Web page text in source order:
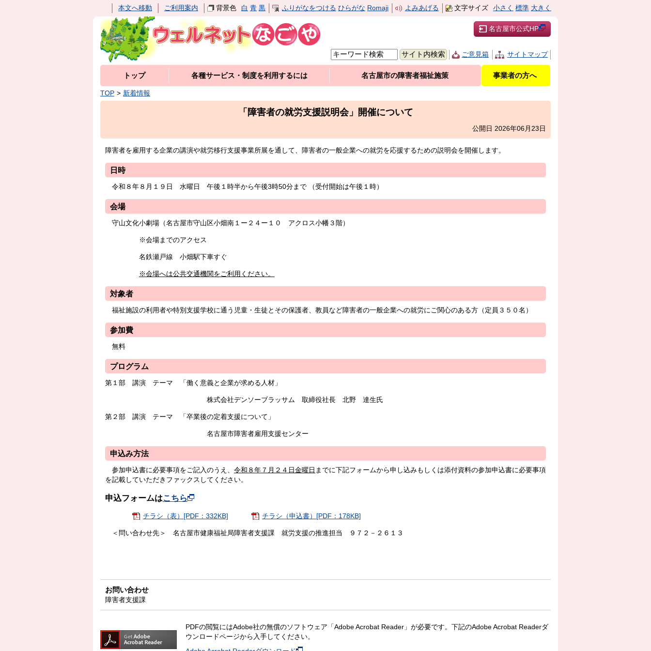
本文へ移動 ご利用案内 背景色 白 青 黒 ふりがなをつける ひらがな Romaji よみあげる 文字サイズ 小さく 標準 大きく
名古屋市公式HP
ご意見箱 サイトマップ
トップ 各種サービス・制度を利用するには 名古屋市の障害者福祉施策 事業者の方へ
TOP 新着情報
「障害者の就労支援説明会」開催について
公開日 2026年06月23日
障害者を雇用する企業の講演や就労移行支援事業所展を通して、障害者の一般企業への就労を応援するための説明会を開催します。
日時
令和８年８月１９日 水曜日 午後１時半から午後3時50分まで （受付開始は午後１時）
会場
守山文化小劇場（名古屋市守山区小畑南１ー２４ー１０ アクロス小幡３階）
※会場までのアクセス
名鉄瀬戸線 小畑駅下車すぐ
※会場へは公共交通機関をご利用ください。
対象者
福祉施設の利用者や特別支援学校に通う児童・生徒とその保護者、教員など障害者の一般企業への就労にご関心のある方（定員３５０名）
参加費
無料
プログラム
第１部 講演 テーマ 「働く意義と企業が求める人材」
株式会社デンソーブラッサム 取締役社長 北野 達生氏
第２部 講演 テーマ 「卒業後の定着支援について」
名古屋市障害者雇用支援センター
申込み方法
参加申込書に必要事項をご記入のうえ、 令和８年７月２４日金曜日 までに下記フォームから申し込みもしくは添付資料の参加申込書に必要事項
を記載していただきファックスしてください。
申込フォームはこちら
チラシ（表）[PDF：332KB] チラシ（申込書）[PDF：178KB]
＜問い合わせ先＞ 名古屋市健康福祉局障害者支援課 就労支援の推進担当 ９７２－２６１３
お問い合わせ
障害者支援課
PDFの閲覧にはAdobe社の無償のソフトウェア「Adobe Acrobat Reader」が必要です。下記のAdobe Acrobat Readerダ
ウンロードページから入手してください。